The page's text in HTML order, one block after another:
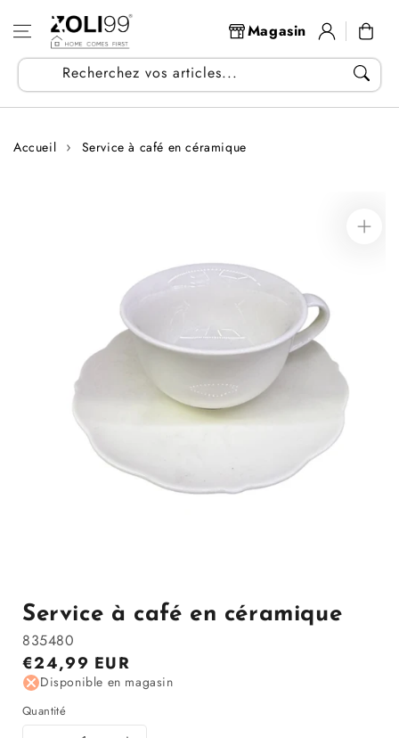
contenu
Recherchez vos articles...
Magasin
connecter
Panier
Accueil Service à café en céramique
1
dans
la
modale
Service à café en céramique
835480
Prix
régulier
€24,99 EUR
Disponible en magasin
Quantité